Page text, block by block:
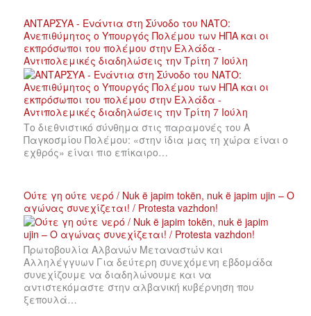
ΑΝΤΑΡΣΥΑ - Ενάντια στη Σύνοδο του ΝΑΤΟ:
Ανεπιθύμητος ο Υπουργός Πολέμου των ΗΠΑ και οι
εκπρόσωποι του πολέμου στην Ελλάδα -
Αντιπολεμικές διαδηλώσεις την Τρίτη 7 Ιούλη
Το διεθνιστικό σύνθημα στις παραμονές του Α
Παγκοσμίου Πολέμου: «στην ίδια μας τη χώρα είναι ο
εχθρός» είναι πιο επίκαιρο…
Ούτε γη ούτε νερό / Nuk ë japim tokën, nuk ë japim ujin – Ο
αγώνας συνεχίζεται! / Protesta vazhdon!
Πρωτοβουλία Αλβανών Μεταναστών και
Αλληλέγγυων Για δεύτερη συνεχόμενη εβδομάδα
συνεχίζουμε να διαδηλώνουμε και να
αντιστεκόμαστε στην αλβανική κυβέρνηση που
ξεπουλά…